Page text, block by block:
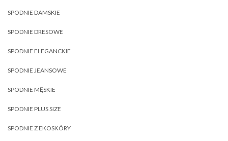
SPODNIE DAMSKIE
SPODNIE DRESOWE
SPODNIE ELEGANCKIE
SPODNIE JEANSOWE
SPODNIE MĘSKIE
SPODNIE PLUS SIZE
SPODNIE Z EKOSKÓRY